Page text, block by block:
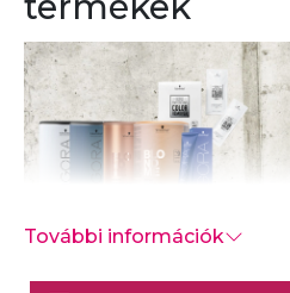
További információk